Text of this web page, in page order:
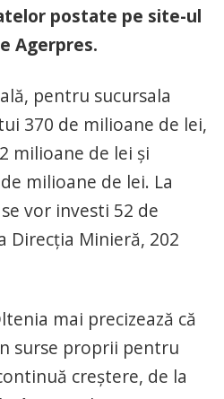
postate pe site-ul
Agerpres.
pentru sucursala
370 de milioane de lei,
milioane de lei şi
milioane de lei. La
vor investi 52 de
Direcţia Minieră, 202
mai precizează că
surse proprii pentru
creştere, de la